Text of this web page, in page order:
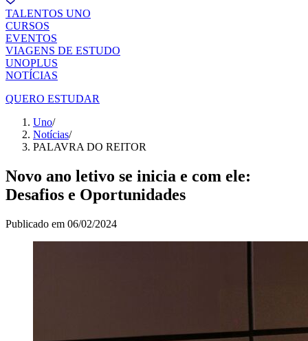
TALENTOS UNO
CURSOS
EVENTOS
VIAGENS DE ESTUDO
UNOPLUS
NOTÍCIAS
QUERO ESTUDAR
Uno/
Notícias/
PALAVRA DO REITOR
Novo ano letivo se inicia e com ele:
Desafios e Oportunidades
Publicado em 06/02/2024